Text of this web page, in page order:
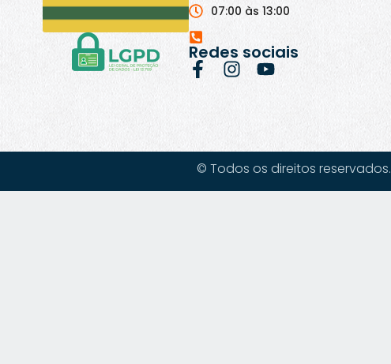
07:00 às 13:00
Redes sociais
© Todos os direitos reservados.